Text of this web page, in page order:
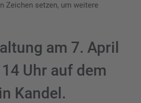
Zeichen setzen, um weitere
am 7. April
Uhr auf dem
Kandel.